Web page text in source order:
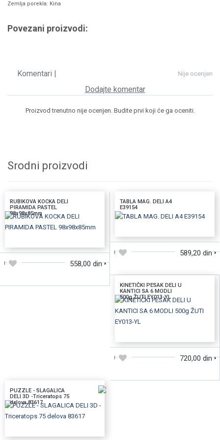
Zemlja porekla: Kina
Povezani proizvodi:
Nije ocenjen
Komentari |
Dodajte komentar
Proizvod trenutno nije ocenjen. Budite prvi koji će ga oceniti.
Srodni proizvodi
RUBIKOVA KOCKA DELI
PIRAMIDA PASTEL
98x98x85mm
558,00 din
TABLA MAG. DELI A4
E39154
589,20 din
KINETIČKI PESAK DELI U
KANTICI SA 6 MODLI
500g ŽUTI EY013-YL
720,00 din
PUZZLE - SLAGALICA
DELI 3D -Triceratops 75
delova 83617